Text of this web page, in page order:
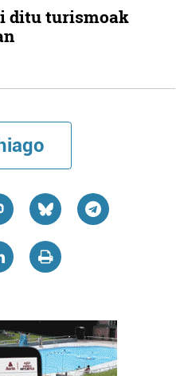
ditu turismoak